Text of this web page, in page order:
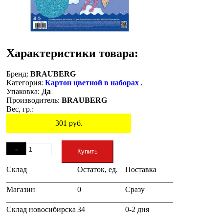
Характеристики товара:
Бренд: BRAUBERG
Категория: Картон цветной в наборах ,
Упаковка: Да
Производитель: BRAUBERG
Вес, гр.:
301 руб.
-
+
Купить
Склад Остаток, ед. Поставка
Магазин 0 Сразу
Склад новосибирска 34 0-2 дня